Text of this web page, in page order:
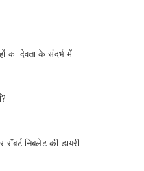
का देवता के संदर्भ में
निबलेट की डायरी